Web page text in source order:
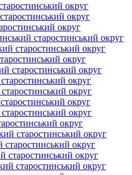
округ
округ
округ
старостинський округ
старостинський округ
округ
старостинський округ
округ
округ
округ
округ
округ
старостинський округ
старостинський округ
старостинський округ
старостинський округ